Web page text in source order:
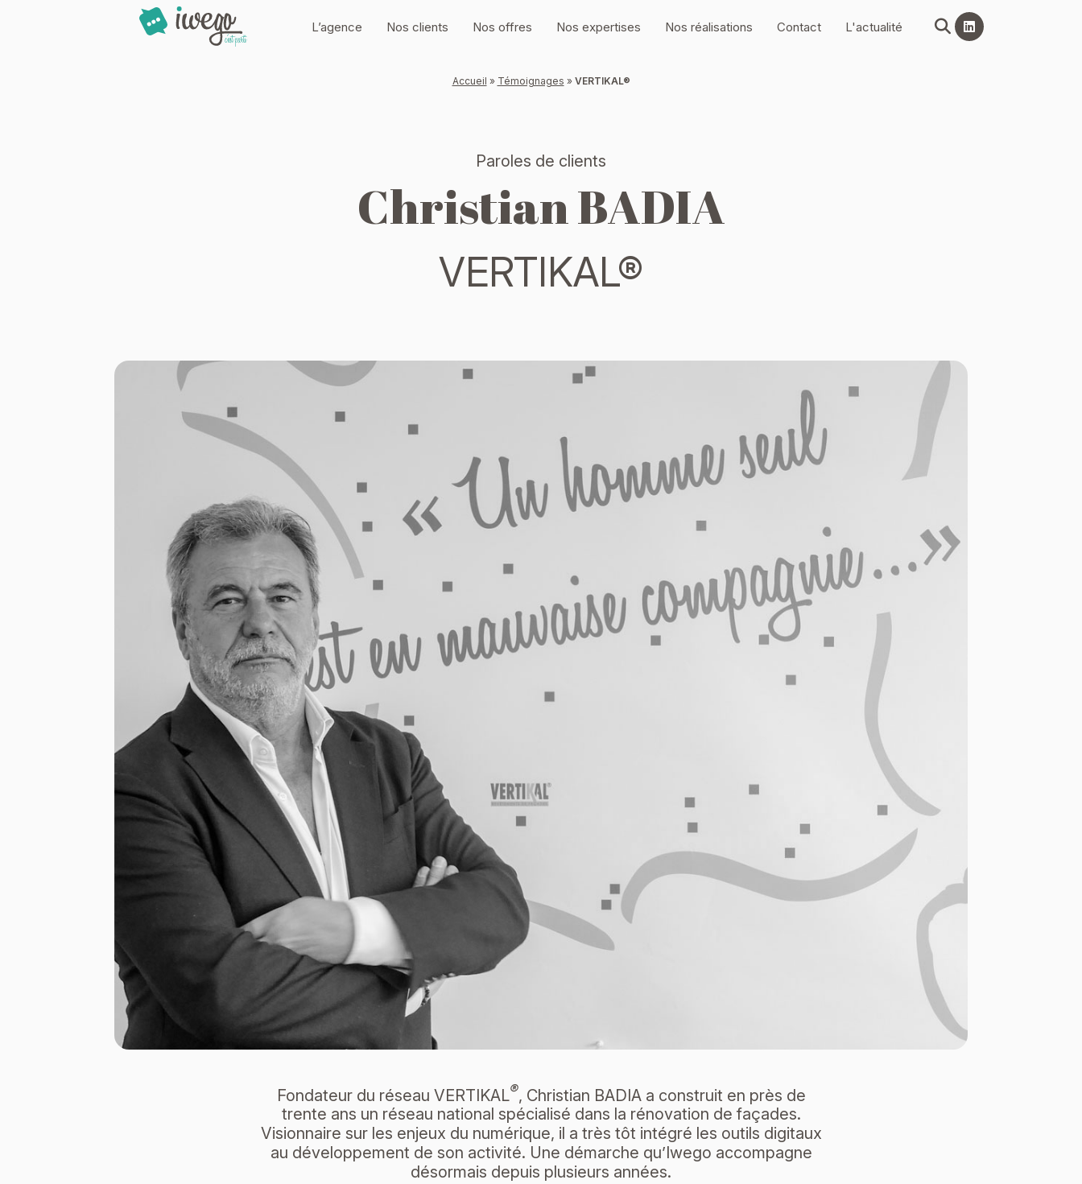
L’agence Nos clients Nos offres Nos expertises Nos réalisations Contact L'actualité
Accueil » Témoignages » VERTIKAL®
VERTIKAL®
Paroles de clients
Christian BADIA
Fondateur du réseau VERTIKAL®, Christian BADIA a construit en près de
trente ans un réseau national spécialisé dans la rénovation de façades.
Visionnaire sur les enjeux du numérique, il a très tôt intégré les outils digitaux
au développement de son activité. Une démarche qu’Iwego accompagne
désormais depuis plusieurs années.
Panneau de gestion des cookies